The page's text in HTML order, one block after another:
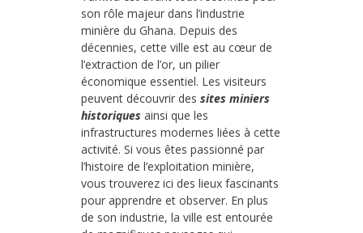
son rôle majeur dans l’industrie
minière du Ghana. Depuis des
décennies, cette ville est au cœur de
l’extraction de l’or, un pilier
économique essentiel. Les visiteurs
peuvent découvrir des sites miniers
historiques ainsi que les
infrastructures modernes liées à cette
activité. Si vous êtes passionné par
l’histoire de l’exploitation minière,
vous trouverez ici des lieux fascinants
pour apprendre et observer. En plus
de son industrie, la ville est entourée